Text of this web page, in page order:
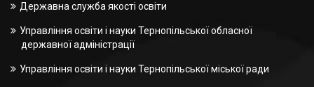
Державна служба якості освіти
Управління освіти і науки Тернопільської обласної
державної адміністрації
Управління освіти і науки Тернопільської міської ради